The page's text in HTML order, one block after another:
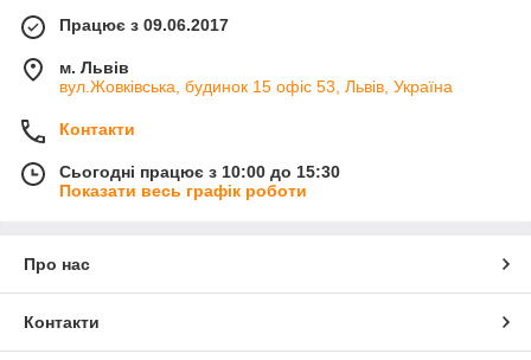
Працює з 09.06.2017
м. Львів
вул.Жовківська, будинок 15 офіс 53, Львів, Україна
Контакти
Сьогодні працює з 10:00 до 15:30
Показати весь графік роботи
Про нас
Контакти